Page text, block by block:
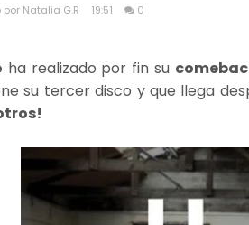
por Natalia G.R 19:51 0
ha realizado por fin su
su tercer disco y que llega